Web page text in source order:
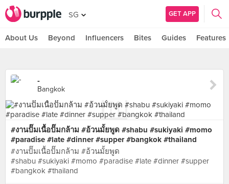
SG GET APP
About Us Beyond Influencers Bites Guides Features
-
Bangkok
#งานปั๊มเนื้อปั๊มกล้าม #อ้วนมั้ยพูด #shabu #sukiyaki #momo
#paradise #late #dinner #supper #bangkok #thailand
#งานปั๊มเนื้อปั๊มกล้าม #อ้วนมั้ยพูด
#shabu #sukiyaki #momo #paradise #late #dinner #supper
#bangkok #thailand